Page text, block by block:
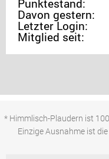
Punktestand:
Davon gestern:
Letzter Login:
Mitglied seit:
* Himmlisch-Plaudern ist
Einzige Ausnahme ist